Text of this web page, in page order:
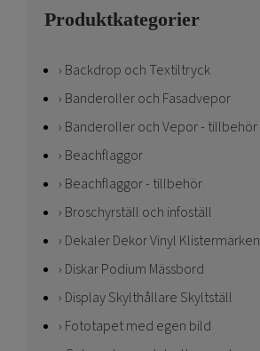
Produktkategorier
Backdrop och Textiltryck
Banderoller och Fasadvepor
Banderoller och Vepor - tillbehör
Beachflaggor
Beachflaggor - tillbehör
Broschyrställ och infoställ
Dekaler Dekor Vinyl Klistermärken
Diskar Podium Mässbord
Display Skylthållare Skyltställ
Fototapet med egen bild